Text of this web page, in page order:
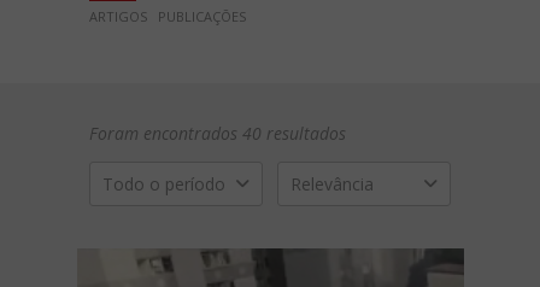
ARTIGOS
PUBLICAÇÕES
Foram encontrados 40 resultados
Todo o período Relevância